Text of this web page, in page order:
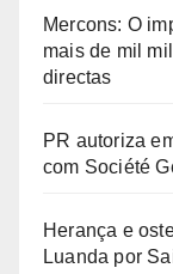
Mercons: O
mais de mil
directas
PR autoriza
com Société
Herança e
Luanda por